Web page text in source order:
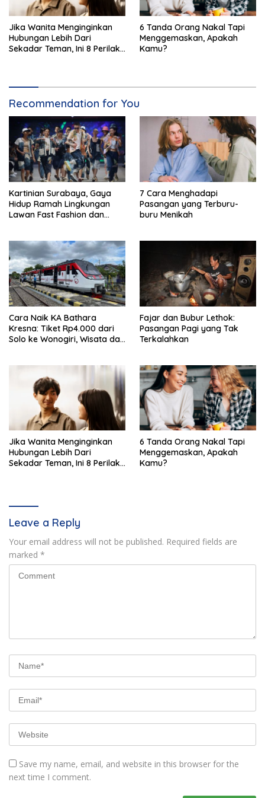
Jika Wanita Menginginkan
Hubungan Lebih Dari
Sekadar Teman, Ini 8 Perilaku
6 Tanda Orang Nakal Tapi
Menggemaskan, Apakah
Kamu?
Recommendation for You
Kartinian Surabaya, Gaya
Hidup Ramah Lingkungan
Lawan Fast Fashion dan
7 Cara Menghadapi
Pasangan yang Terburu-
buru Menikah
Cara Naik KA Bathara
Kresna: Tiket Rp4.000 dari
Solo ke Wonogiri, Wisata dan
Fajar dan Bubur Lethok:
Pasangan Pagi yang Tak
Terkalahkan
Jika Wanita Menginginkan
Hubungan Lebih Dari
Sekadar Teman, Ini 8 Perilaku
6 Tanda Orang Nakal Tapi
Menggemaskan, Apakah
Kamu?
Leave a Reply
Your email address will not be published. Required fields are
marked *
Save my name, email, and website in this browser for the
next time I comment.